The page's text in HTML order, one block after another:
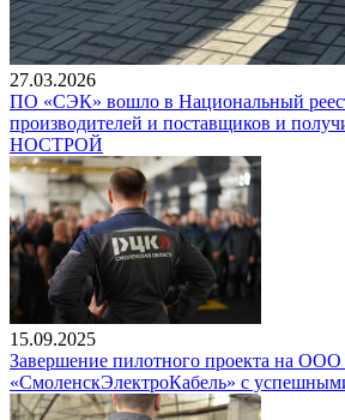
27.03.2026
ПО «СЭК» вошло в Национальный
производителей и поставщиков и
НОСТРОЙ
15.09.2025
Завершение пилотного проекта на
«СмоленскЭлектроКабель» с